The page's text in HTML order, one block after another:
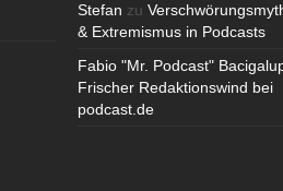
Stefan zu
& Extremismus in Podcasts
Fabio "Mr. Podcast"
Frischer Redaktionswind bei
podcast.de